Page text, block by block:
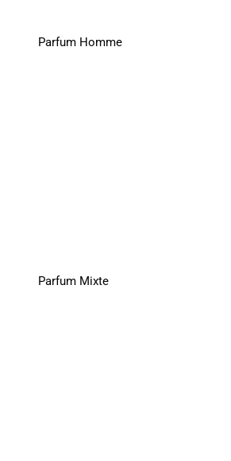
Parfum Homme
Parfum Mixte